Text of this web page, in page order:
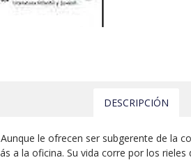
DESCRIPCIÓN
le ofrecen ser subgerente de la
a la oficina. Su vida corre por los